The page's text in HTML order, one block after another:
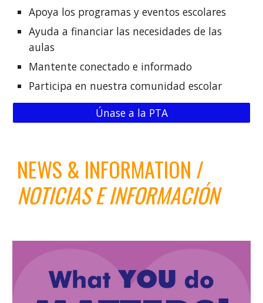
Apoya los programas y eventos escolares
Ayuda a financiar las necesidades de las
aulas
Mantente conectado e informado
Participa en nuestra comunidad escolar
Únase a la PTA
NEWS & INFORMATION /
NOTICIAS E INFORMACIÓN